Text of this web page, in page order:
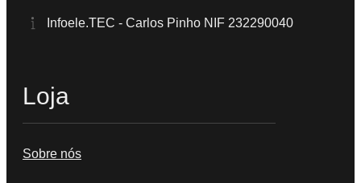
Infoele.TEC - Carlos Pinho NIF 232290040
Loja
Sobre nós